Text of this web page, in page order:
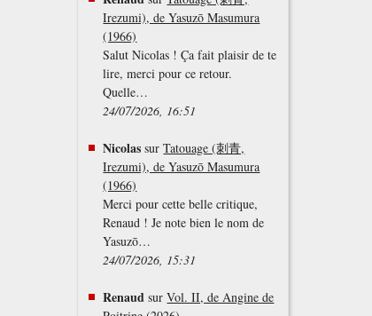
Irezumi), de Yasuzō Masumura
(1966)
Salut Nicolas ! Ça fait plaisir de te
lire, merci pour ce retour.
Quelle…
24/07/2026, 16:51
Nicolas surTatouage (刺青,
Irezumi), de Yasuzō Masumura
(1966)
Merci pour cette belle critique,
Renaud ! Je note bien le nom de
Yasuzō…
24/07/2026, 15:31
Renaud surVol. II, de Angine de